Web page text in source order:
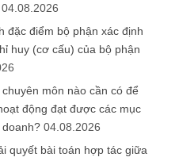
04.08.2026
đặc điểm bộ phận xác định
huy (cơ cấu) của bộ phận
môn nào cần có để
động đạt được các mục
04.08.2026
quyết bài toán hợp tác giữa